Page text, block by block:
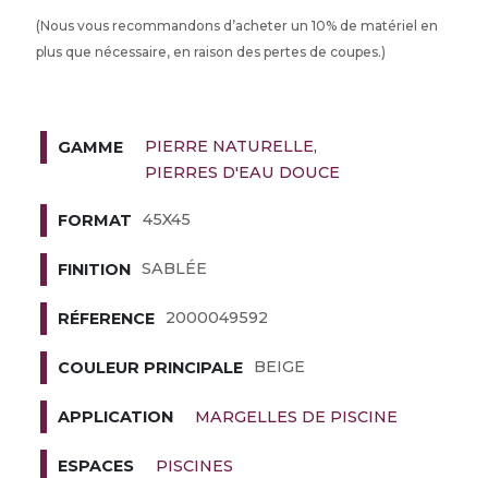
(Nous vous recommandons d’acheter un 10% de matériel en
plus que nécessaire, en raison des pertes de coupes.)
GAMME
PIERRE NATURELLE
PIERRES D'EAU DOUCE
FORMAT 45X45
FINITION SABLÉE
RÉFERENCE 2000049592
COULEUR PRINCIPALE BEIGE
APPLICATION MARGELLES DE PISCINE
ESPACES PISCINES